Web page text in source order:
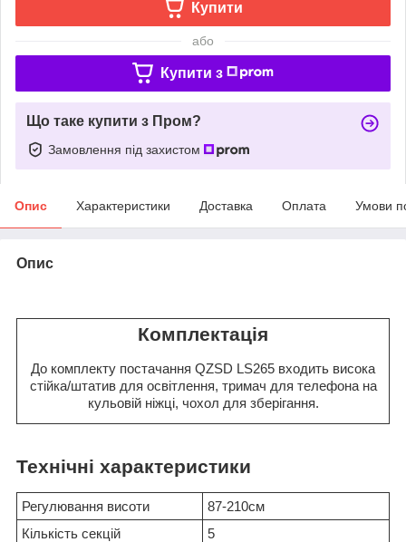
Купити
або
Купити з
Що таке купити з Пром?
Замовлення під захистом
Опис Характеристики Доставка Оплата Умови
Опис
Комплектація
До комплекту постачання QZSD LS265 входить висока
стійка/штатив для освітлення, тримач для телефона на
кульовій ніжці, чохол для зберігання.
Технічні характеристики
Регулювання висоти
87-210см
Кількість секцій
5